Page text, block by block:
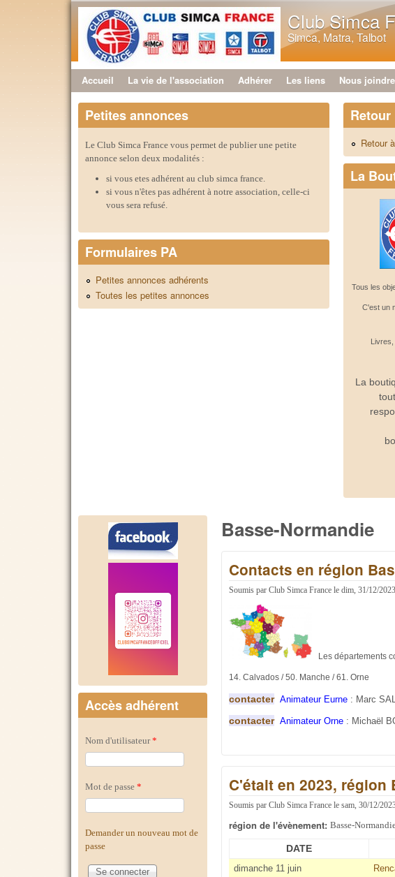
Club Simca
Simca, Matra, Talbot
Menu principal
Accueil La vie de l'association Adhérer Les liens Nous joindre
Petites annonces
Le Club Simca France vous permet de publier une petite
annonce selon deux modalités :
si vous etes adhérent au club simca france.
si vous n'êtes pas adhérent à notre association, celle-ci
vous sera refusé.
Formulaires PA
Petites annonces adhérents
Toutes les petites annonces
Retour
Retour
La
Tous les
C'est un
La
Basse-Normandie
Contacts en région
Soumis parClub Simca France ledim, 31/12/
Les départements
14. Calvados / 50. Manche / 61. Orne
contacter Animateur Eurne : Marc
contacter Animateur Orne : Michaël
C'était en 2023, région
Soumis parClub Simca France lesam, 30/12/
région de l'évènement:Basse-
DATE
dimanche 11 juin
Accès adhérent
Nom d'utilisateur*
Mot de passe *
Demander un nouveau mot de
passe